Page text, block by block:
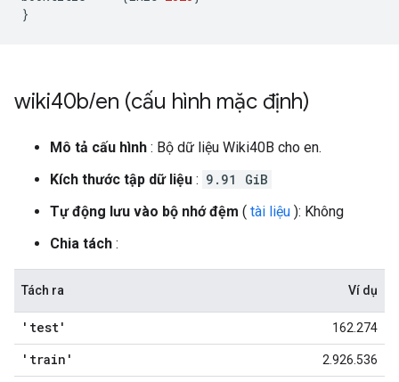
}
wiki40b/en (cấu hình mặc định)
Mô tả cấu hình : Bộ dữ liệu Wiki40B cho en.
Kích thước tập dữ liệu : 9.91 GiB
Tự động lưu vào bộ nhớ đệm ( tài liệu ): Không
Chia tách :
Tách ra Ví dụ
'test' 162.274
'train' 2.926.536